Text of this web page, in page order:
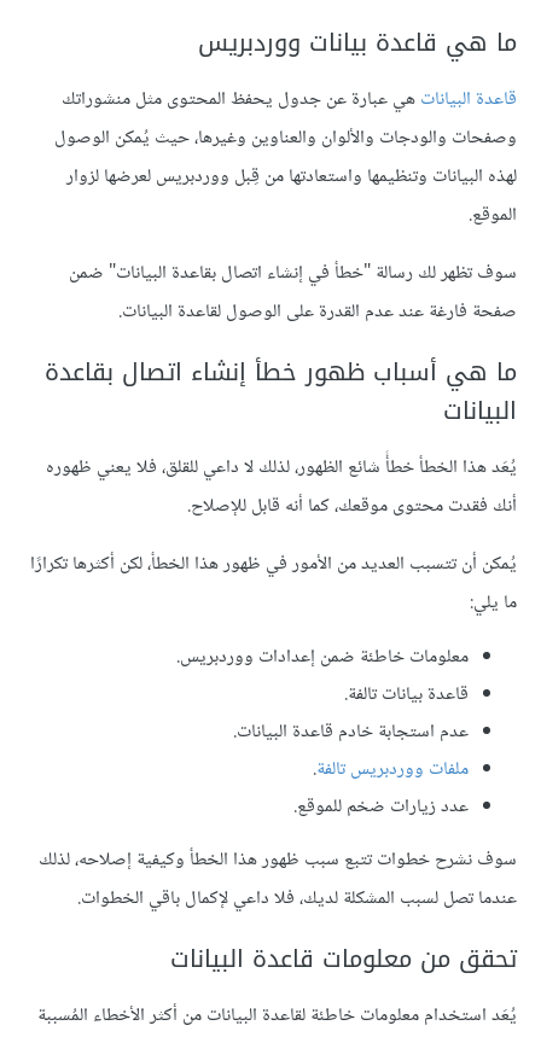
ما هي قاعدة بيانات ووردبريس
قاعدة البياناتهي عبارة عن جدول يحفظ المحتوى مثل منشوراتك
وصفحات والودجات والألوان والعناوين وغيرها، حيث يُمكن الوصول
لهذه البيانات وتنظيمها واستعادتها من قِبل ووردبريس لعرضها لزوار
الموقع.
سوف تظهر لك رسالة "خطأ في إنشاء اتصال بقاعدة البيانات" ضمن
صفحة فارغة عند عدم القدرة على الوصول لقاعدة البيانات.
ما هي أسباب ظهور خطأ إنشاء اتصال بقاعدة
البيانات
يُعَد هذا الخطأ خطأً شائع الظهور، لذلك لا داعي للقلق، فلا يعني ظهوره
أنك فقدت محتوى موقعك، كما أنه قابل للإصلاح.
يُمكن أن تتسبب العديد من الأمور في ظهور هذا الخطأ، لكن أكثرها تكرارًا
ما يلي:
معلومات خاطئة ضمن إعدادات ووردبريس.
قاعدة بيانات تالفة.
عدم استجابة خادم قاعدة البيانات.
ملفات ووردبريس تالفة.
عدد زيارات ضخم للموقع.
سوف نشرح خطوات تتبع سبب ظهور هذا الخطأ وكيفية إصلاحه، لذلك
عندما تصل لسبب المشكلة لديك، فلا داعي لإكمال باقي الخطوات.
تحقق من معلومات قاعدة البيانات
يُعَد استخدام معلومات خاطئة لقاعدة البيانات من أكثر الأخطاء المُسببة